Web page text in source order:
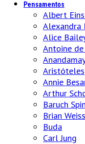
Pensamentos
Albert
Alexandra
Alice
Antoine
Aristóteles
Annie
Arthur
Baruch
Brian Weiss
Buda
Carl Jung